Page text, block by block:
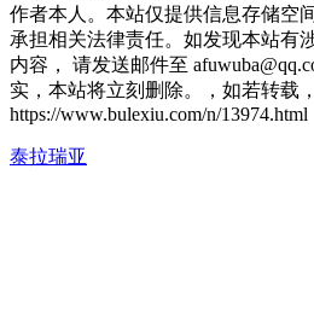
作者本人。本站仅提供信息存储空
承担相关法律责任。如发现本站有
内容， 请发送邮件至
实，本站将立刻删除。，如若转载
https://www.bulexiu.com/n/13974.html
泰拉瑞亚